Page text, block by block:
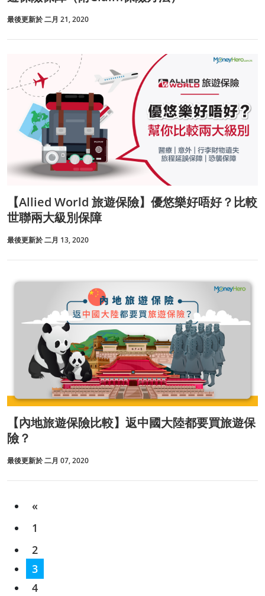
最後更新於 二月 21, 2020
【Allied World 旅遊保險】優悠樂好唔好？比較
世聯兩大級別保障
最後更新於 二月 13, 2020
【內地旅遊保險比較】返中國大陸都要買旅遊保
險？
最後更新於 二月 07, 2020
«
1
2
3
4